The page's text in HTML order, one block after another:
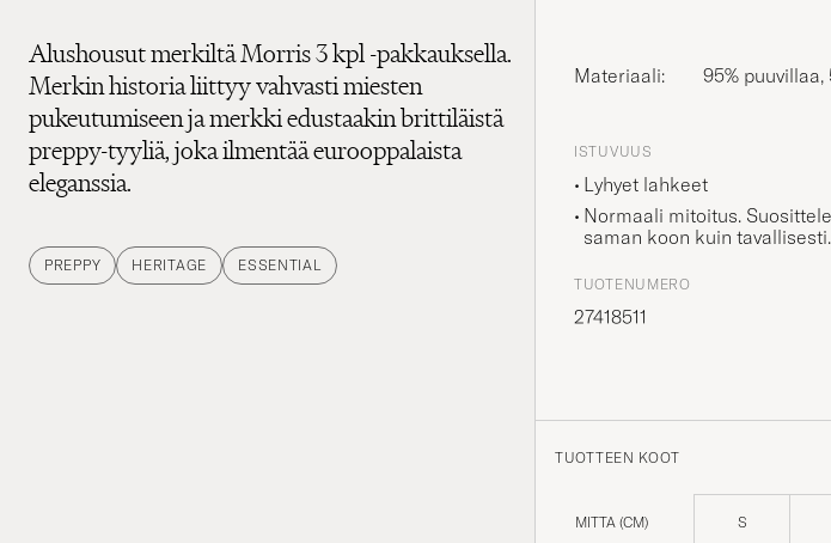
Alushousut merkiltä Morris 3 kpl -pakkauksella.
Merkin historia liittyy vahvasti miesten
pukeutumiseen ja merkki edustaakin brittiläistä
preppy-tyyliä, joka ilmentää eurooppalaista
eleganssia.
PREPPY HERITAGE ESSENTIAL
Materiaali: 95% puuvillaa,
ISTUVUUS
Lyhyet lahkeet
Normaali mitoitus.
saman koon kuin tavallisesti.
TUOTENUMERO
27418511
TUOTTEEN KOOT
MITTA (CM) S